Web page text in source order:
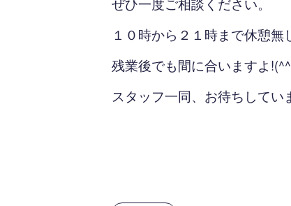
１０時から２１時まで休憩無
残業後でも間に合いますよ
スタッフ一同、お待ちしてい